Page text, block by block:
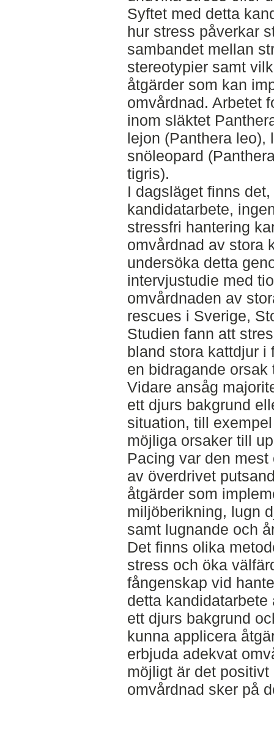
Syftet med detta
hur stress påverkar
sambandet mellan
stereotypier samt
åtgärder som kan
omvårdnad. Arbetet
inom släktet
lejon (Panthera leo),
snöleopard
tigris).
I dagsläget finns
kandidatarbete,
stressfri hantering
omvårdnad av stora
undersöka detta
intervjustudie med
omvårdnaden av
rescues i Sverige,
Studien fann att
bland stora kattdjur i
en bidragande
Vidare ansåg
ett djurs bakgrund
situation, till
möjliga orsaker till
Pacing var den
av överdrivet
åtgärder som
miljöberikning, lugn
samt lugnande och
Det finns olika
stress och öka
fångenskap vid
detta
ett djurs bakgrund
kunna applicera
erbjuda adekvat
möjligt är det
omvårdnad sker på